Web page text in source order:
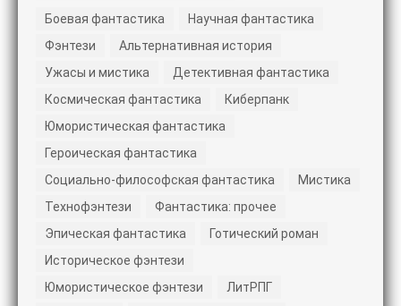
Боевая фантастика
Научная фантастика
Фэнтези
Альтернативная история
Ужасы и мистика
Детективная фантастика
Космическая фантастика
Киберпанк
Юмористическая фантастика
Героическая фантастика
Социально-философская фантастика
Мистика
Технофэнтези
Фантастика: прочее
Эпическая фантастика
Готический роман
Историческое фэнтези
Юмористическое фэнтези
ЛитРПГ